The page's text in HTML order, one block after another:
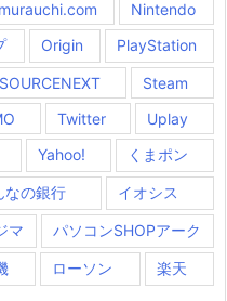
murauchi.com
Nintendo
Origin PlayStation
SOURCENEXT
Steam
Twitter
Uplay
Yahoo! くまポン
なの銀行 イオシス
マ パソコンSHOPアーク
ローソン 楽天